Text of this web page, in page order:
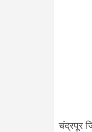
चंद्रपूर